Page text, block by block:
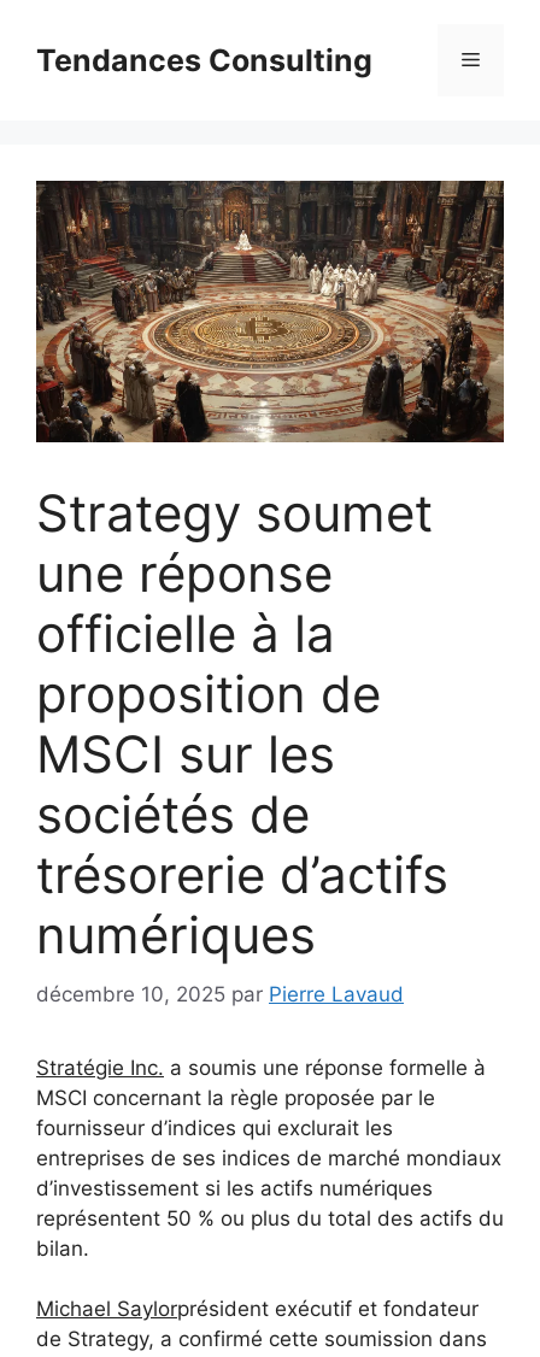
contenuTendances Consulting Menu
Strategy soumet
une réponse
officielle à la
proposition de
MSCI sur les
sociétés de
trésorerie d’actifs
numériques
décembre 10, 2025 par Pierre Lavaud
Stratégie Inc. a soumis une réponse formelle à
MSCI concernant la règle proposée par le
fournisseur d’indices qui exclurait les
entreprises de ses indices de marché mondiaux
d’investissement si les actifs numériques
représentent 50 % ou plus du total des actifs du
bilan.
Michael Saylorprésident exécutif et fondateur
de Strategy, a confirmé cette soumission dans